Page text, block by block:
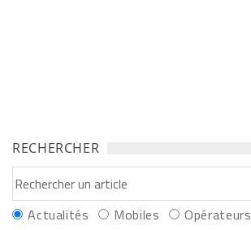
RECHERCHER
Actualités Mobiles Opérateurs